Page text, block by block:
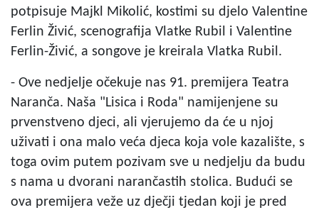
potpisuje Majkl Mikolić, kostimi su djelo Valentine
Ferlin Živić, scenografija Vlatke Rubil i Valentine
Ferlin-Živić, a songove je kreirala Vlatka Rubil.
- Ove nedjelje očekuje nas 91. premijera Teatra
Naranča. Naša "Lisica i Roda" namijenjene su
prvenstveno djeci, ali vjerujemo da će u njoj
uživati i ona malo veća djeca koja vole kazalište, s
toga ovim putem pozivam sve u nedjelju da budu
s nama u dvorani narančastih stolica. Budući se
ova premijera veže uz dječji tjedan koji je pred